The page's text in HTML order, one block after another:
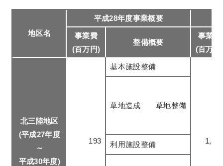
地区名
平成28年度事業概要
事業費
(百万円)
整備概要
事業費
(百万円
北三陸地区
(平成27年度
～
平成30年度)
193
基本施設整備
草地造成 草地整備
利用施設整備